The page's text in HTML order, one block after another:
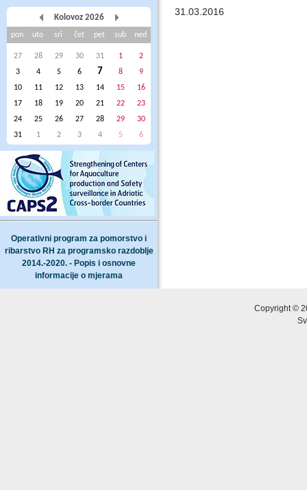
Kolovoz 2026
pon uto sri čet pet sub ned
27 28 29 30 31 1
2
3
4 5 6 7 8
9
10
11 12 13 14 15
16
17
18 19 20 21 22
23
24
25 26 27 28 29
30
31
1 2 3 4 5 6
Operativni program za pomorstvo i
ribarstvo RH za programsko razdoblje
2014.-2020. - Popis i osnovne
informacije o mjerama
31.03.2016
Copyright ©